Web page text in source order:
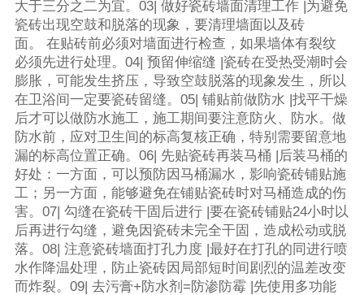
大于三分之二为宜。03| 做好瓷砖墙面清理工作 |为避免
瓷砖出现空鼓和脱落的现象，要清理墙面以及砖
面。 在贴砖前必须对墙面进行检查，如果墙体有裂纹
必须先进行处理。04| 预留伸缩缝 |瓷砖在受热受潮时会
膨胀，可能发生挤压，导致空鼓脱落的现象发生，所以
在卫浴间一定要瓷砖留缝。05| 铺贴前做防水 |找平干燥
后才可以做防水施工，施工期间要注意防火、防水。做
防水前，应对卫生间的标高复核正确，特别需要留意地
漏的标高位置正确。06| 先贴瓷砖再装马桶 |后装马桶的
好处：一方面，可以预防因马桶漏水，影响瓷砖铺贴施
工；另一方面，能够避免在铺贴瓷砖时对马桶造成的伤
害。07| 勾缝在瓷砖干固后进行 |要在瓷砖铺贴24小时以
后再进行勾缝，避免因瓷砖未完全干固，造成松动或脱
落。08| 注意瓷砖墙面打孔力度 |最好在打孔的同进行喷
水作降温处理，防止瓷砖因局部短时间剧烈的温差改变
而炸裂。09| 去污膏+防水剂=防渗防霉 |先使用多功能